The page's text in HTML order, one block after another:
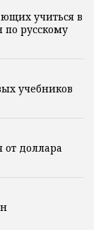
учиться в
по русскому
учебников
от доллара